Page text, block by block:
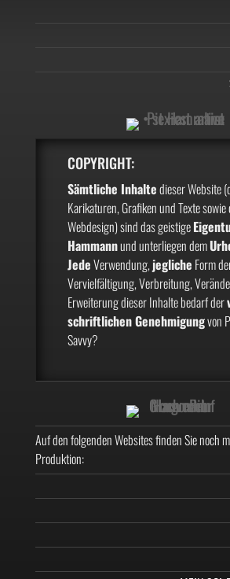
COPYRIGHT:
Sämtliche Inhaltedieser Website
Karikaturen, Grafiken und Texte sowie
Webdesign) sind das geistige
Hammannund unterliegen dem
JedeVerwendung,jegliche Form
Vervielfältigung, Verbreitung,
Erweiterung dieser Inhalte bedarf der
schriftlichen Genehmigungvon
Savvy?
Auf den folgenden Websites finden Sie noch
Produktion: